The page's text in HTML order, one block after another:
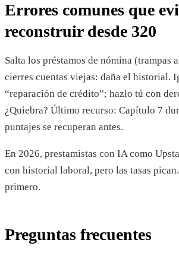
Errores comunes que
reconstruir desde 320
Salta los préstamos de nómina (trampas
cierres cuentas viejas: daña el historial.
“reparación de crédito”; hazlo tú con
¿Quiebra? Último recurso: Capítulo 7
puntajes se recuperan antes.
En 2026, prestamistas con IA como
con historial laboral, pero las tasas
primero.
Preguntas frecuentes